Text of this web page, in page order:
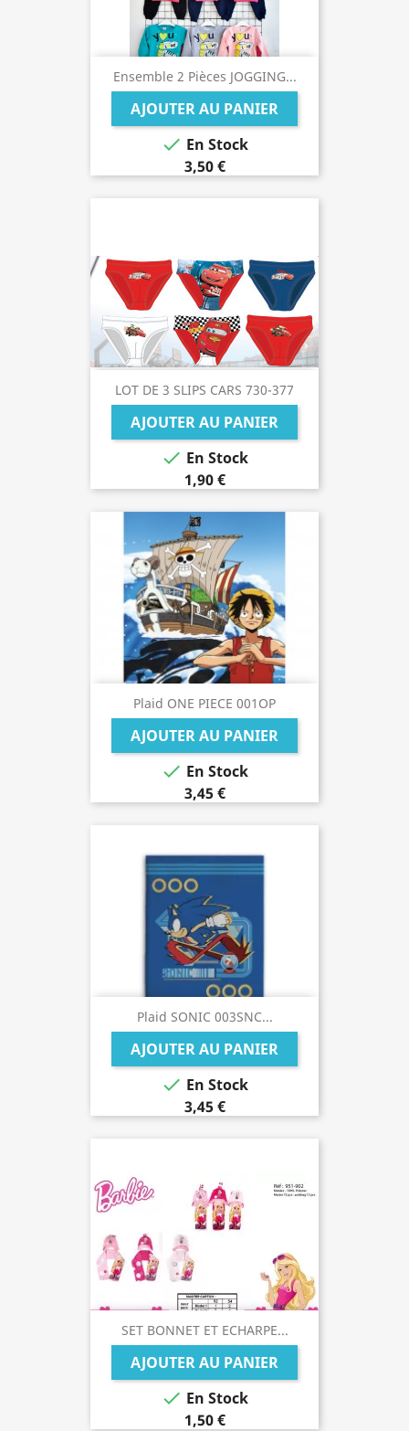
Ensemble 2 Pièces JOGGING...
AJOUTER AU PANIER
 En Stock
3,50 €
LOT DE 3 SLIPS CARS 730-377
AJOUTER AU PANIER
 En Stock
1,90 €
Plaid ONE PIECE 001OP
AJOUTER AU PANIER
 En Stock
3,45 €
Plaid SONIC 003SNC...
AJOUTER AU PANIER
 En Stock
3,45 €
SET BONNET ET ECHARPE...
AJOUTER AU PANIER
 En Stock
1,50 €